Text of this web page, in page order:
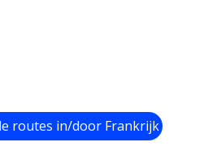
routes in/door Frankrijk